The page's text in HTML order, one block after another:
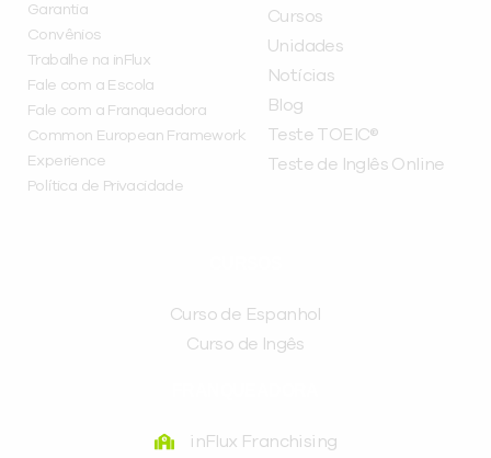
Garantia
Convênios
Trabalhe na inFlux
Fale com a Escola
Fale com a Franqueadora
Common European Framework
Experience
Política de Privacidade
Cursos
Unidades
Notícias
Blog
Teste TOEIC®
Teste de Inglês Online
Curso de Espanhol
Curso de Ingês
inFlux Franchising